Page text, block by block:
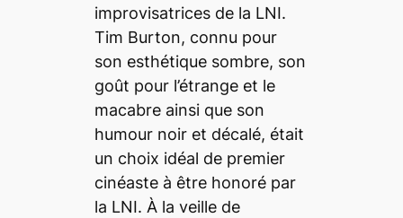
improvisatrices de la LNI.
Tim Burton, connu pour
son esthétique sombre, son
goût pour l’étrange et le
macabre ainsi que son
humour noir et décalé, était
un choix idéal de premier
cinéaste à être honoré par
la LNI. À la veille de